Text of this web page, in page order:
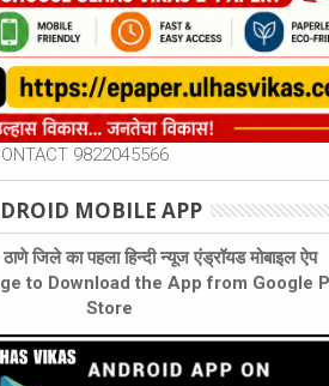
9822045566
MOBILE APP
जिले का पहला हिन्दी न्यूज एंड्रॉयड मोबाइल ऐप
to Download the App from Google
Store